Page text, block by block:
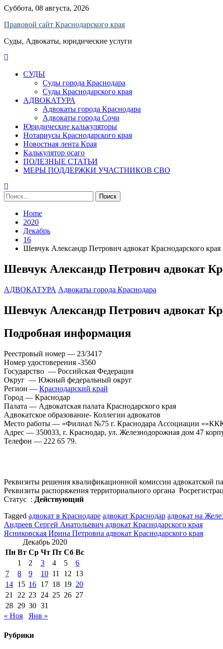
Skip
content
Суббота, 08 августа, 2026
Правовой сайт Краснодарского края
Суды, Адвокаты, юридические услуги
СУДЫ
Суды города Краснодара
Суды Краснодарского края
АДВОКАТУРА
Адвокаты города Краснодара
Адвокаты города Сочи
Юридические калькуляторы
Нотариусы Краснодарского края
Новостная лента Края
Калькулятор осаго
ПОЛЕЗНЫЕ СТАТЬИ
МЕРЫ ПОДДЕРЖКИ УЧАСТНИКОВ СВО
Найти:
Home
2020
Декабрь
16
Шевчук Александр Петрович адвокат Краснодарского края
Шевчук Александр Петрович адвокат
АДВОКАТУРА Адвокаты города Краснодара
Шевчук Александр Петрович адвокат
Подробная информация
Реестровый номер — 23/3417
Номер удостоверения -3560
Государство — Российская Федерация
Округ — Южный федеральный округ
Регион — Краснодарский край
Город — Краснодар
Палата — Адвокатская палата Краснодарского края
Адвокатское образование- Коллегии адвокатов
Место работы — «Филиал №75 г. Краснодара Ассоциации
Адрес — 350033, г. Краснодар, ул. Железнодорожная дом 47
Телефон — 222 65 79.
Реквизиты решения квалификационной комиссии адвокатской
Реквизиты распоряжения территориального органа
Статус : Действующий
Tagged адвокат в Краснодаре адвокат Краснодар адвокат на
Навигация
по
записям
Андреев Сергей Анатольевич адвокат Краснодарского края
Ясниковская Ирина Петровна адвокат Краснодарского края
Декабрь 2020
Пн Вт Ср Чт Пт Сб Вс
1
2 3 4 5
6
7
8 9 10 11 12 13
14 15 16 17 18 19 20
21
22 23 24 25 26 27
28 29 30 31
« Ноя
Янв »
Рубрики